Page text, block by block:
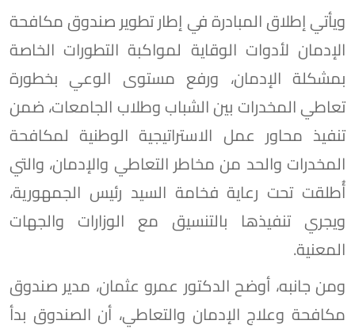
ويأتي إطلاق المبادرة في إطار تطوير صندوق مكافحة
الإدمان لأدوات الوقاية لمواكبة التطورات الخاصة
بمشكلة الإدمان، ورفع مستوى الوعي بخطورة
تعاطي المخدرات بين الشباب وطلاب الجامعات، ضمن
تنفيذ محاور عمل الاستراتيجية الوطنية لمكافحة
المخدرات والحد من مخاطر التعاطي والإدمان، والتي
أُطلقت تحت رعاية فخامة السيد رئيس الجمهورية،
ويجري تنفيذها بالتنسيق مع الوزارات والجهات
المعنية.
ومن جانبه، أوضح الدكتور عمرو عثمان، مدير صندوق
مكافحة وعلاج الإدمان والتعاطي، أن الصندوق بدأ